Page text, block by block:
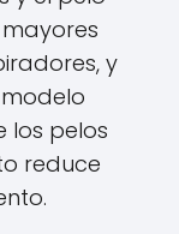
y
los pelos
reduce